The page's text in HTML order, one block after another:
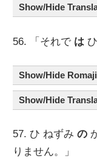
Show/Hide
56. 「それで は
Show/Hide Romaji
Show/Hide
57. ひ ねずみの
りません。」